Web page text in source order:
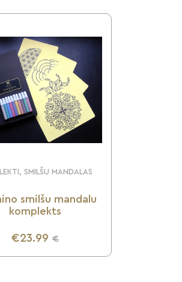
SMILŠU MANDALAS
smilšu mandalu
komplekts
€23.99 €
UZZINI VAIRĀK